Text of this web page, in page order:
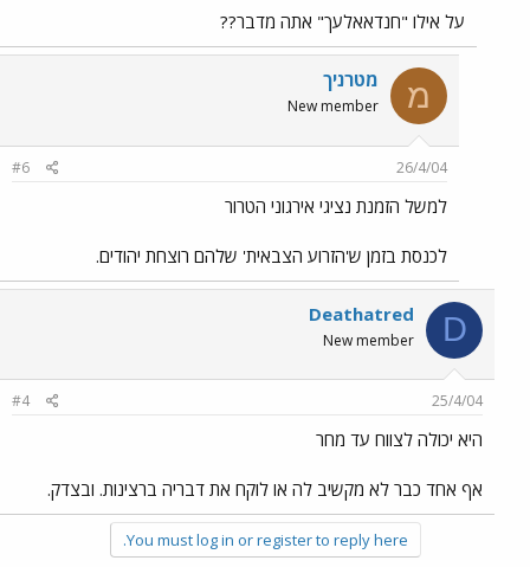
על אילו "חנדאאלעך" אתה מדבר??
מ מטרניך
New member
26/4/04
#6
למשל הזמנת נציגי אירגוני הטרור
לכנסת בזמן ש'הזרוע הצבאית' שלהם רוצחת יהודים.
D
Deathatred
New member
25/4/04
#4
היא יכולה לצווח עד מחר
אף אחד כבר לא מקשיב לה או לוקח את דבריה ברצינות. ובצדק.
You must log in or register to reply here.